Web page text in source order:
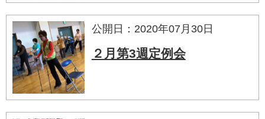
公開日：2020年07月30日
２月第3週定例会